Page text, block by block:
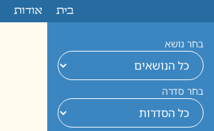
בית אודות
בחר נושא
בחר סדרה